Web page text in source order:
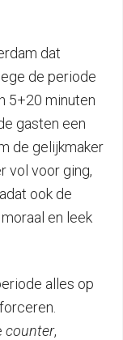
dat
de periode
5+20 minuten
gasten een
de gelijkmaker
vol voor ging,
ook de
en leek
alles op
counter,